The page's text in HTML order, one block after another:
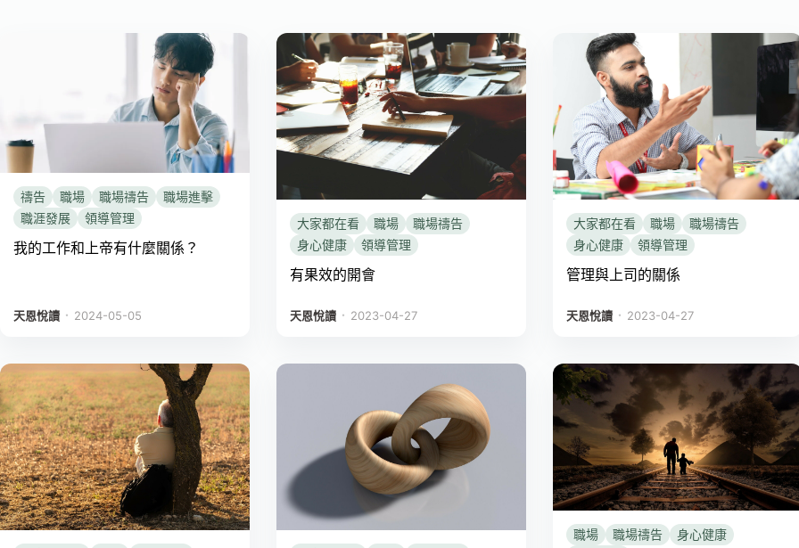
禱告 職場 職場禱告
職場進擊
職涯發展
領導管理
我的工作和上帝有什麼關係？
天恩悅讀 ． 2024-05-05
大家都在看 職場
職場禱告
身心健康
領導管理
有果效的開會
天恩悅讀． 2023-04-27
大家都在看 職場
職場禱告
身心健康
領導管理
管理與上司的關係
天恩悅讀． 2023-04-27
職場 職場禱告 身心健康